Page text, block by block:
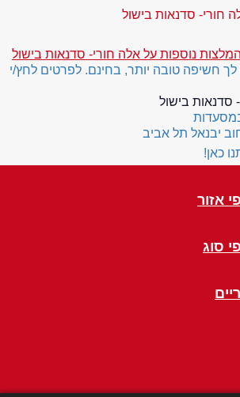
חורי- סדנאות בישול
המלצות נוספות על אלה חורי- סדנאות בישול
חשיפה טובה יותר, בחינם. לפרטים לחץ/י
סדנאות בישול
יבנאל תל אביב
כאן!
אזור
סוג